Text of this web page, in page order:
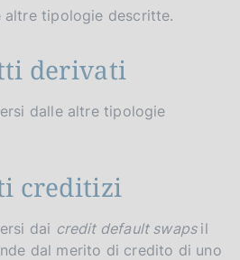
altre tipologie descritte.
derivati
dalle altre tipologie
creditizi
dai credit default swaps il
dal merito di credito di uno